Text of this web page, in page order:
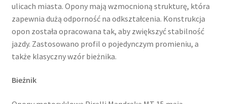
ulicach miasta. Opony mają wzmocnioną strukturę, która
zapewnia dużą odporność na odkształcenia. Konstrukcja
opon została opracowana tak, aby zwiększyć stabilność
jazdy. Zastosowano profil o pojedynczym promieniu, a
także klasyczny wzór bieżnika.
Bieżnik